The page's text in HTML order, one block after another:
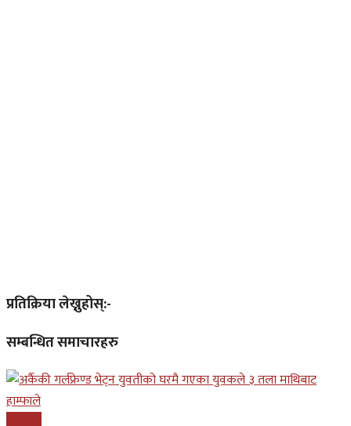
प्रतिक्रिया लेख्नुहोस्:-
सम्बन्धित समाचारहरु